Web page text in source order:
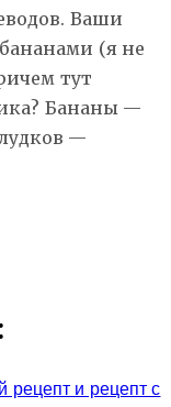
Ваши
(я не
тут
Бананы —
—
рецепт и рецепт с